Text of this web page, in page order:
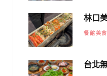
餐館美食